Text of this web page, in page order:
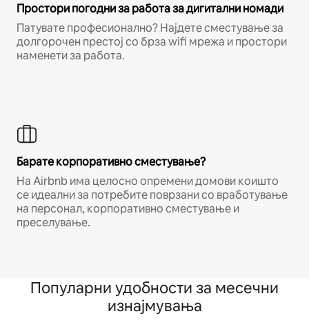
Простори погодни за работа за дигитални номади
Патувате професионално? Најдете сместување за
долгорочен престој со брза wifi мрежа и простори
наменети за работа.
Барате корпоративно сместување?
На Airbnb има целосно опремени домови коишто
се идеални за потребите поврзани со вработување
на персонал, корпоративно сместување и
преселување.
Популарни удобности за месечни
изнајмувања